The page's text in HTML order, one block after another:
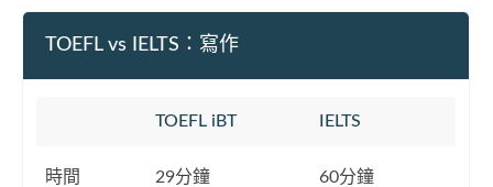
TOEFL vs IELTS：寫作
TOEFL iBT IELTS
時間 29分鐘 60分鐘